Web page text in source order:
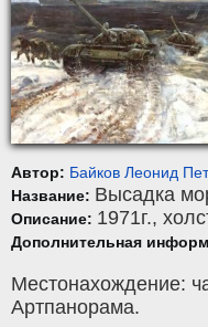
Автор: Байков Леонид
Название: Высадка
Описание: 1971г.,
Дополнительная
Местонахождение:
Артпанорама.